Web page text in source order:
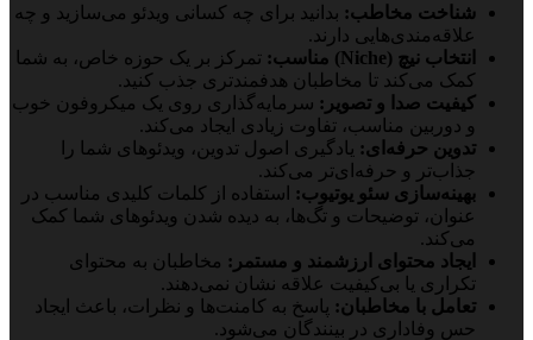
شناخت مخاطب: بدانید برای چه کسانی ویدئو می‌سازید و چه
علاقه‌مندی‌هایی دارند.
انتخاب نیچ (Niche) مناسب:
تمرکز بر یک حوزه خاص، به شما
کمک می‌کند تا مخاطبان هدفمندتری جذب کنید.
کیفیت صدا و تصویر: سرمایه‌گذاری روی یک میکروفون خوب
و دوربین مناسب، تفاوت زیادی ایجاد می‌کند.
تدوین حرفه‌ای: یادگیری اصول تدوین، ویدئوهای شما را
جذاب‌تر و حرفه‌ای‌تر می‌کند.
بهینه‌سازی سئو یوتیوب:
استفاده از کلمات کلیدی مناسب در
عنوان، توضیحات و تگ‌ها، به دیده شدن ویدئوهای شما کمک
می‌کند.
ایجاد محتوای ارزشمند و مستمر: مخاطبان به محتوای
تکراری یا بی‌کیفیت علاقه نشان نمی‌دهند.
تعامل با مخاطبان: پاسخ به کامنت‌ها و نظرات، باعث ایجاد
حس وفاداری در بینندگان می‌شود.